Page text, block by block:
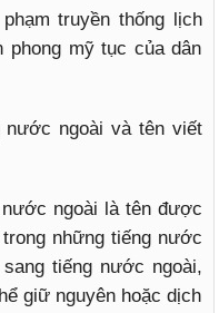
truyền thống lịch
mỹ tục của dân
nước ngoài và tên viết
nước ngoài là tên được
những tiếng nước
tiếng nước ngoài,
giữ nguyên hoặc dịch